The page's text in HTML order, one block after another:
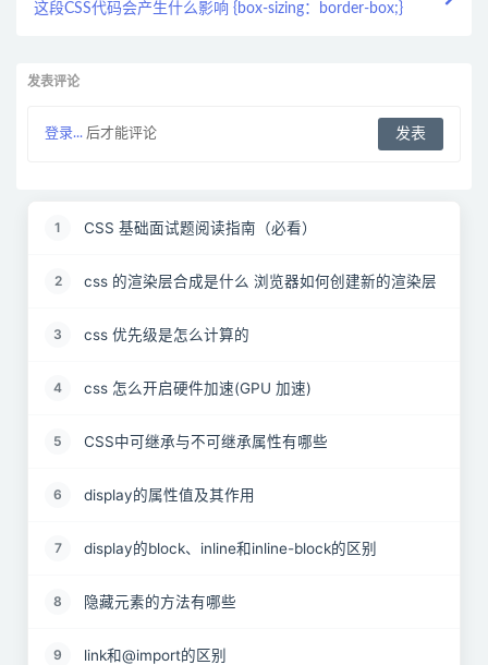
这段CSS代码会产生什么影响 {box-sizing：border-box;}
发表评论
登录... 后才能评论
1 CSS 基础面试题阅读指南（必看）
2 css 的渲染层合成是什么 浏览器如何创建新的渲染层
3 css 优先级是怎么计算的
4 css 怎么开启硬件加速(GPU 加速)
5 CSS中可继承与不可继承属性有哪些
6 display的属性值及其作用
7 display的block、inline和inline-block的区别
8 隐藏元素的方法有哪些
9 link和@import的区别